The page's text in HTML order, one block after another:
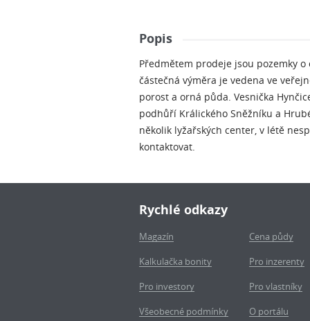
Popis
Předmětem prodeje jsou pozemky o
částečná výměra je vedena ve
porost a orná půda. Vesnička
podhůří Králického Sněžníku a
několik lyžařských center, v létě
kontaktovat.
Rychlé odkazy
Magazín
Cena půdy
Kalkulačka bonity
Pro inzerenty
Pro investory
Pro vlastníky
Všeobecné podmínky
O portálu